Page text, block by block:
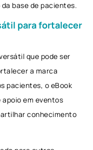
base de pacientes.
para fortalecer
que pode ser
a marca
pacientes, o eBook
em eventos
conhecimento